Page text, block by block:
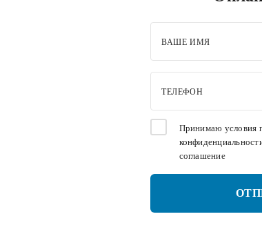
ВАШЕ ИМЯ
ТЕЛЕФОН
Принимаю условия
соглашение